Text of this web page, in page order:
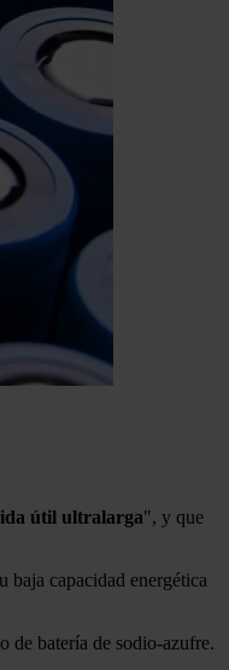
útil ultralarga", y que
baja capacidad energética
de batería de sodio-azufre.